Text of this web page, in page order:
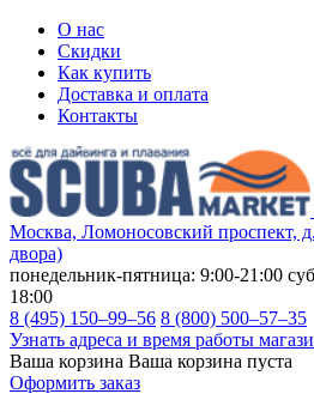
О нас
Скидки
Как купить
Доставка и оплата
Контакты
Москва, Ломоносовский проспект,
двора)
понедельник-пятница: 9:00-21:00
18:00
8 (495) 150–99–56 8 (800) 500–57–35
Узнать адреса и время работы
Ваша корзина Ваша корзина пуста
Оформить заказ